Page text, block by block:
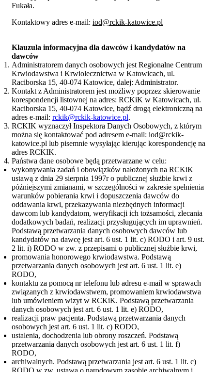
Fukała.
Kontaktowy adres e-mail: iod@rckik-katowice.pl
Klauzula informacyjna dla dawców i kandydatów na
dawców
Administratorem danych osobowych jest Regionalne Centrum
Krwiodawstwa i Krwiolecznictwa w Katowicach, ul.
Raciborska 15, 40-074 Katowice, dalej: Administrator.
Kontakt z Administratorem jest możliwy poprzez skierowanie
korespondencji listownej na adres: RCKiK w Katowicach, ul.
Raciborska 15, 40-074 Katowice, bądź drogą elektroniczną na
adres e-mail: rckik@rckik-katowice.pl.
RCKIK wyznaczył Inspektora Danych Osobowych, z którym
można się kontaktować pod adresem e-mail: iod@rckik-
katowice.pl lub pisemnie wysyłając kierując korespondencję na
adres RCKIK.
Państwa dane osobowe będą przetwarzane w celu:
wykonywania zadań i obowiązków nałożonych na RCKiK
ustawą z dnia 29 sierpnia 1997r o publicznej służbie krwi z
późniejszymi zmianami, w szczególności w zakresie spełnienia
warunków pobierania krwi i dopuszczenia dawców do
oddawania krwi, przekazywania niezbędnych informacji
dawcom lub kandydatom, weryfikacji ich tożsamości, zlecania
dodatkowych badań, realizacji przysługujących im uprawnień.
Podstawą przetwarzania danych osobowych dawców lub
kandydatów na dawcę jest art. 6 ust. 1 lit. c) RODO i art. 9 ust.
2 lit. i) RODO w zw. z przepisami o publicznej służbie krwi,
promowania honorowego krwiodawstwa. Podstawą
przetwarzania danych osobowych jest art. 6 ust. 1 lit. e)
RODO,
kontaktu za pomocą nr telefonu lub adresu e-mail w sprawach
związanych z krwiodawstwem, promowaniem krwiodawstwa
lub umówieniem wizyt w RCKiK. Podstawą przetwarzania
danych osobowych jest art. 6 ust. 1 lit. e) RODO,
realizacji praw pacjenta. Podstawą przetwarzania danych
osobowych jest art. 6 ust. 1 lit. c) RODO,
ustalenia, dochodzenia lub obrony roszczeń. Podstawą
przetwarzania danych osobowych jest art. 6 ust. 1 lit. f)
RODO,
archiwalnych. Podstawą przetwarzania jest art. 6 ust. 1 lit. c)
RODO w zw. ustawą o narodowym zasobie archiwalnym i